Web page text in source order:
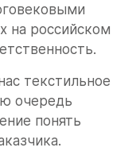
на российском
текстильное
очередь
понять